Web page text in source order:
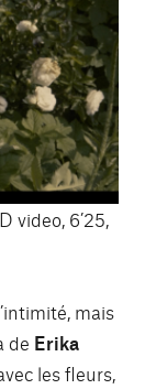
video, 6’25,
mais
de Erika
les fleurs,